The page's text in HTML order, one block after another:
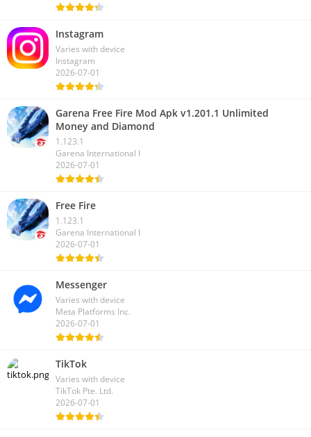
Instagram
Varies with device
Instagram
2026-07-01
Garena Free Fire Mod Apk v1.201.1 Unlimited
Money and Diamond
1.123.1
Garena International I
2026-07-01
Free Fire
1.123.1
Garena International I
2026-07-01
Messenger
Varies with device
Meta Platforms Inc.
2026-07-01
TikTok
Varies with device
TikTok Pte. Ltd.
2026-07-01